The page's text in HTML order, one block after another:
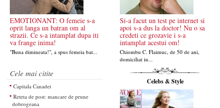
EMOTIONANT: O femeie s-a
oprit langa un batran om al
strazii. Ce s-a intamplat dupa iti
va frange inima!
"Buna dimineata!", a spus femeia bat...
Si-a facut un test pe internet si
apoi s-a dus la doctor! Nu o sa
credeti ce grozavie i s-a
intamplat acestui om!
Chiombu C. Flaimuc, de 50 de ani,
domiciliat in...
Cele mai citite
Capitala Canadei
Reteta de post: mancare de prune
dobrogeana
Celebs & Style